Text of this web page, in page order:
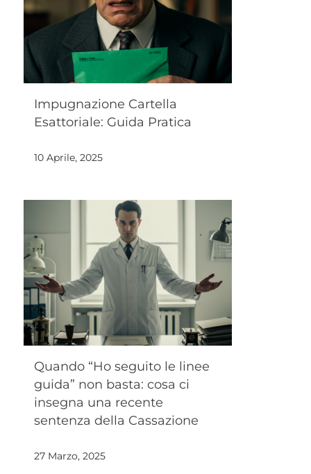
Impugnazione Cartella
Esattoriale: Guida Pratica
10 Aprile, 2025
Quando “Ho seguito le linee
guida” non basta: cosa ci
insegna una recente
sentenza della Cassazione
27 Marzo, 2025